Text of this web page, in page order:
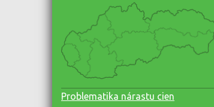
Problematika nárastu cien